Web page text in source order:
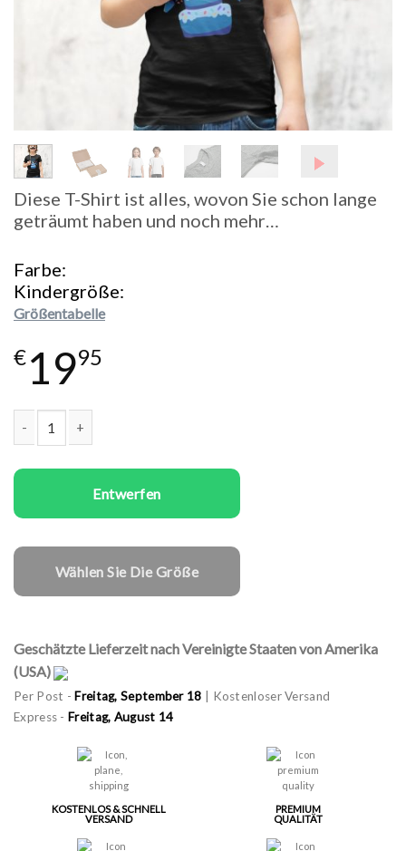
Diese T-Shirt ist alles, wovon Sie schon lange
geträumt haben und noch mehr…
Farbe
Kindergröße
Größentabelle
€1995
Entwerfen
Wählen Sie Die Größe
Geschätzte Lieferzeit nach Vereinigte Staaten von Amerika
(USA)
Per Post -Freitag, September 18 | Kostenloser Versand
Express - Freitag, August 14
KOSTENLOS & SCHNELL
VERSAND
PREMIUM
QUALITÄT